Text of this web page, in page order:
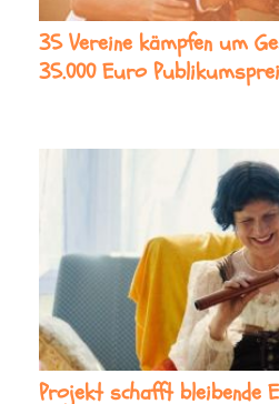
35 Vereine kämpfen um
35.000 Euro
Projekt schafft bleibende